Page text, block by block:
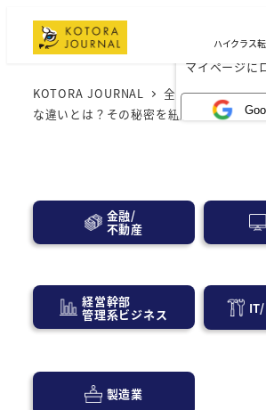
マイページに
ハイクラス
KOTORA JOURNAL 全般
経営とマ
な違いとは？その秘密を紐解く
金融/
不動産
経営幹部
管理系ビジネス
製造業